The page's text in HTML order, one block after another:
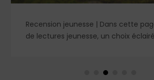
Recension jeunesse | Dans cette
de lectures jeunesse, un choix